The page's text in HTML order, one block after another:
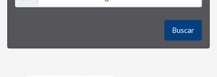
Buscar